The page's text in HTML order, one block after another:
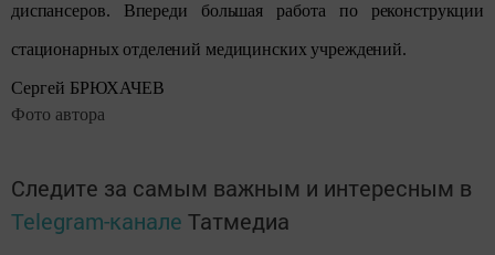
диспансеров. Впереди большая работа по реконструкции
стационарных отделений медицинских учреждений.
Сергей БРЮХАЧЕВ
Фото автора
Следите за самым важным и интересным в
Telegram-канале Татмедиа